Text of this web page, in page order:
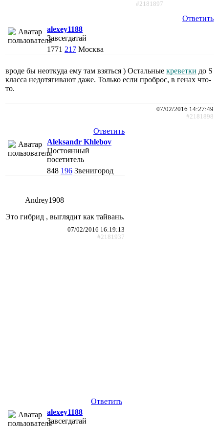
#2181897
Ответить
alexey1188
Завсегдатай
1771 217 Москва
вроде бы неоткуда ему там взяться ) Остальные креветки до S
класса недотягивают даже. Только если проброс, в генах что-
то.
07/02/2016 14:27:49
#2181898
Ответить
Aleksandr Khlebov
Постоянный
посетитель
848 196 Звенигород
Andrey1908
Это гибрид , выглядит как тайвань.
07/02/2016 16:19:13
#2181937
Ответить
alexey1188
Завсегдатай